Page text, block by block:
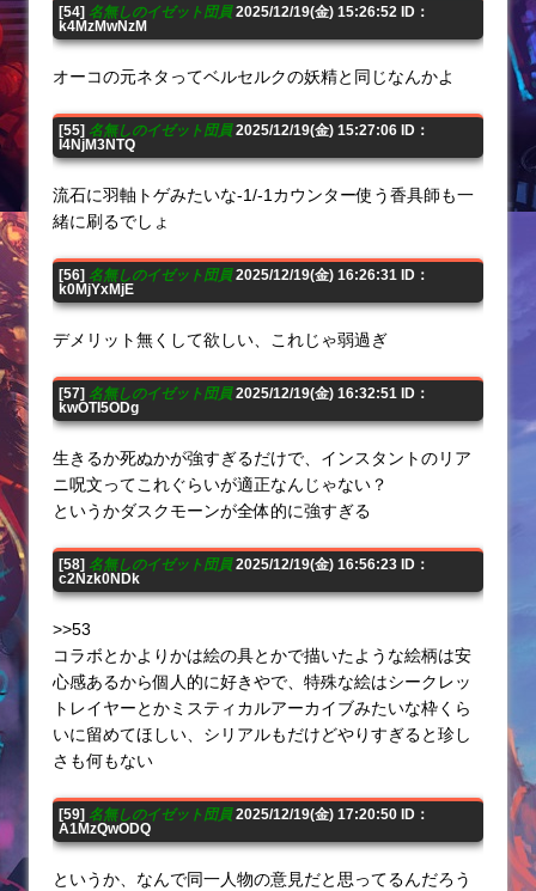
[54] 名無しのイゼット団員2025/12/19(金) 15:26:52 ID：
k4MzMwNzM
オーコの元ネタってベルセルクの妖精と同じなんかよ
[55] 名無しのイゼット団員2025/12/19(金) 15:27:06 ID：
I4NjM3NTQ
流石に羽軸トゲみたいな-1/-1カウンター使う香具師も一
緒に刷るでしょ
[56] 名無しのイゼット団員2025/12/19(金) 16:26:31 ID：
k0MjYxMjE
デメリット無くして欲しい、これじゃ弱過ぎ
[57] 名無しのイゼット団員2025/12/19(金) 16:32:51 ID：
kwOTI5ODg
生きるか死ぬかが強すぎるだけで、インスタントのリア
ニ呪文ってこれぐらいが適正なんじゃない？
というかダスクモーンが全体的に強すぎる
[58] 名無しのイゼット団員2025/12/19(金) 16:56:23 ID：
c2Nzk0NDk
>>53
コラボとかよりかは絵の具とかで描いたような絵柄は安
心感あるから個人的に好きやで、特殊な絵はシークレッ
トレイヤーとかミスティカルアーカイブみたいな枠くら
いに留めてほしい、シリアルもだけどやりすぎると珍し
さも何もない
[59] 名無しのイゼット団員2025/12/19(金) 17:20:50 ID：
A1MzQwODQ
というか、なんで同一人物の意見だと思ってるんだろう